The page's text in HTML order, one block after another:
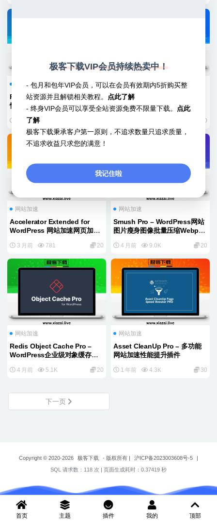
网站加速
Perfmatters – WordPress网站
性能提升轻量级优化系统配置插
2 月前
运营和分析 网站加速
WP Data Access Premium –
数据库浏览编辑修改管理插件
30
网站加速
Accelerator Extended for
WordPress 网站加速网页加载
3 月前 781 20
网站加速
Smush Pro – WordPress网站
图片瘦身图像批量压缩Webp生
4 月前 9.0K 20
网站加速
Redis Object Cache Pro –
WordPress企业级对象缓存插
4 月前 5.1K 20
网站加速
Asset CleanUp Pro – 多功能
网站加速性能提升插件
1 年前 4.3K 30
下一页
Copyright © 2020-2026 极客下载 - 版权所有 沪ICP备2023003608号-5
SQL 请求数：118 次
页面生成耗时：0.37419 秒
首页 主题 插件 我的 顶部
极客下载VIP会员持续热卖中！
- 包月和包年VIP会员，可以在会员有效期内5折购买整
站资源并且解锁相关教程。
点此了解
- 终身VIP会员可以享受全站资源免费不限量下载。
点此
了解
极客下载秉承客户第一原则，不追求数量只追求质量，
不追求收益只求您的满意！
我记住啦